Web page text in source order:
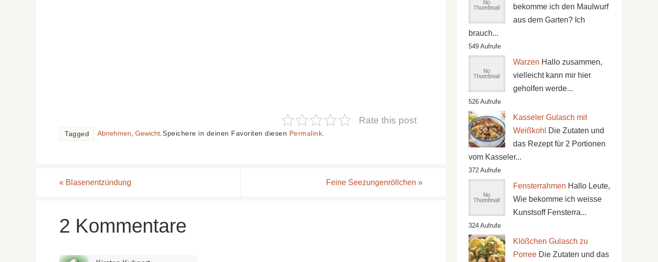
Rate this post
Tagged Abnehmen Gewicht Speichere in deinen Favoriten diesen Permalink
« Blasenentzündung Feine Seezungenröllchen »
2 Kommentare
bekomme ich den Maulwurf
aus dem Garten? Ich
brauch...
549 Aufrufe
Warzen Hallo zusammen,
vielleicht kann mir hier
geholfen werde...
526 Aufrufe
Kasseler Gulasch mit
Weißkohl
Die Zutaten und
das Rezept für 2 Portionen
vom Kasseler...
372 Aufrufe
Fensterrahmen Hallo Leute,
Wie bekomme ich weisse
Kunstsoff Fensterra...
324 Aufrufe
Klößchen Gulasch zu
Porree Die Zutaten und das